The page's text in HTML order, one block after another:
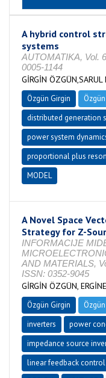
A hybrid control
systems
AUTOMATIKA, Vol.
0005-1144
GİRGİN ÖZGÜN,SARUL
Özgün Girgin
distributed generation
power system
proportional plus
MODEL
A Novel Space
Strategy for Z-
INFORMACIJE
AND MATERIALS,
ISSN: 0352-9045
GİRGİN ÖZGÜN,
Özgün Girgin
inverters
power
impedance source
linear feedback